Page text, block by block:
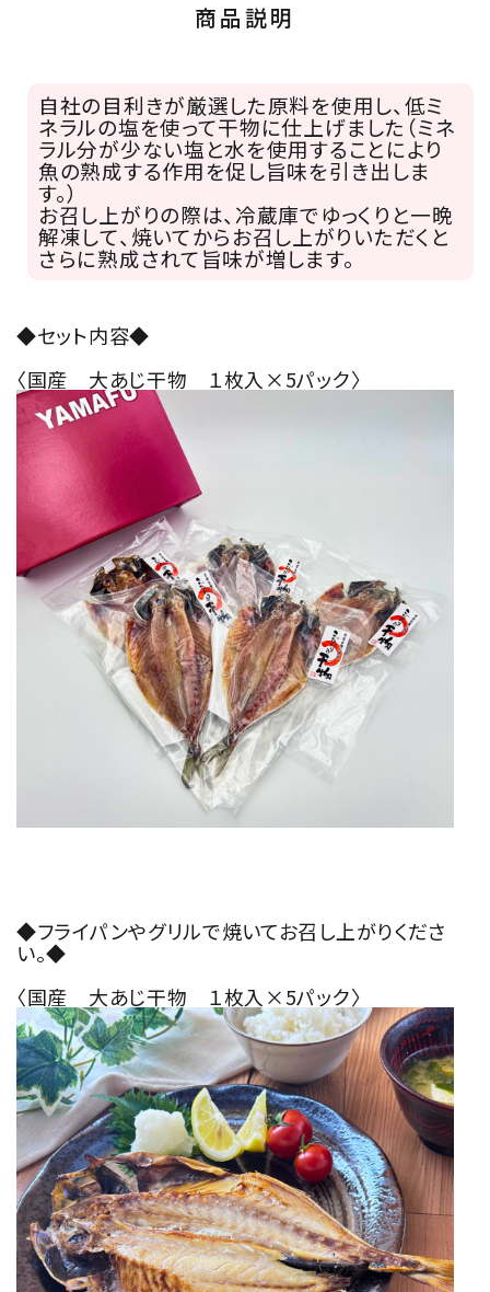
商品説明
自社の目利きが厳選した原料を使用し、低ミ
ネラルの塩を使って干物に仕上げました（ミネ
ラル分が少ない塩と水を使用することにより
魚の熟成する作用を促し旨味を引き出しま
す。）
お召し上がりの際は、冷蔵庫でゆっくりと一晩
解凍して、焼いてからお召し上がりいただくと
さらに熟成されて旨味が増します。
◆セット内容◆
〈国産 大あじ干物 １枚入×5パック〉
◆フライパンやグリルで焼いてお召し上がりくださ
い。◆
〈国産 大あじ干物 １枚入×5パック〉